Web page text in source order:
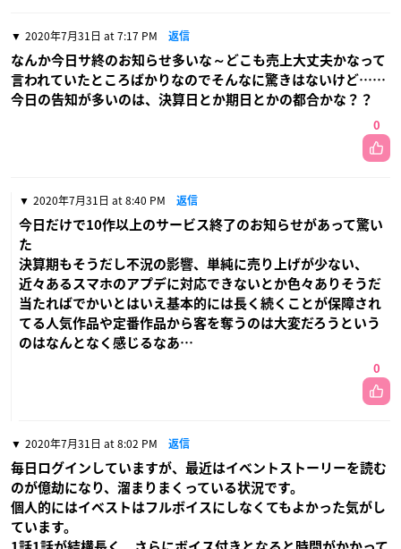
2020年7月31日 at 7:17 PM 返信
なんか今日サ終のお知らせ多いな～どこも売上大丈夫かなって
言われていたところばかりなのでそんなに驚きはないけど……
今日の告知が多いのは、決算日とか期日とかの都合かな？？
0
2020年7月31日 at 8:40 PM 返信
今日だけで10作以上のサービス終了のお知らせがあって驚い
た
決算期もそうだし不況の影響、単純に売り上げが少ない、
近々あるスマホのアプデに対応できないとか色々ありそうだ
当たればでかいとはいえ基本的には長く続くことが保障され
てる人気作品や定番作品から客を奪うのは大変だろうという
のはなんとなく感じるなあ…
0
2020年7月31日 at 8:02 PM 返信
毎日ログインしていますが、最近はイベントストーリーを読む
のが億劫になり、溜まりまくっている状況です。
個人的にはイベストはフルボイスにしなくてもよかった気がし
ています。